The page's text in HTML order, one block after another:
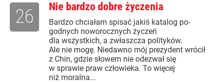
Nie bardzo dobre życzenia
Bardzo chciałam spisać jakiś katalog po-
godnych noworocznych życzeń
dla wszystkich, a zwłaszcza polityków.
Ale nie mogę. Niedawno mój prezydent wrócił
z Chin, gdzie słowem nie odezwał się
w sprawie praw człowieka. To więcej
niż moralna...
26